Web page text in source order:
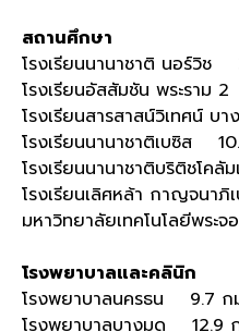
สถานศึกษา
โรงเรียนนานาชาติ นอร์วิช
โรงเรียนอัสสัมชัน พระรา
โรงเรียนสารสาสน์วิเทศน์
โรงเรียนนานาชาติเบซิส
โรงเรียนนานาชาติบริติชโค
โรงเรียนเลิศหล้า กาญจนา
มหาวิทยาลัยเทคโนโลยีพร
โรงพยาบาลและคลินิก
โรงพยาบาลนครธน 9.7 ก
โรงพยาบาลบางมด 12.9